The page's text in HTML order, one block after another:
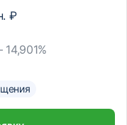
₽
14,901%